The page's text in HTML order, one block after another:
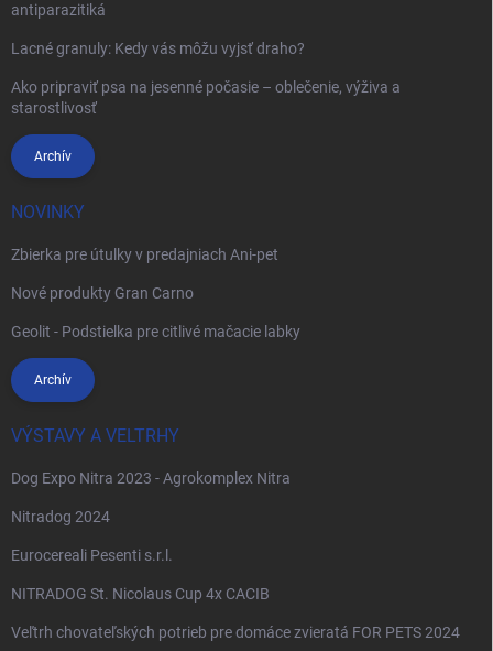
antiparazitiká
Lacné granuly: Kedy vás môžu vyjsť draho?
Ako pripraviť psa na jesenné počasie – oblečenie, výživa a
starostlivosť
Archív
NOVINKY
Zbierka pre útulky v predajniach Ani-pet
Nové produkty Gran Carno
Geolit - Podstielka pre citlivé mačacie labky
Archív
VÝSTAVY A VELTRHY
Dog Expo Nitra 2023 - Agrokomplex Nitra
Nitradog 2024
Eurocereali Pesenti s.r.l.
NITRADOG St. Nicolaus Cup 4x CACIB
Veľtrh chovateľských potrieb pre domáce zvieratá FOR PETS 2024